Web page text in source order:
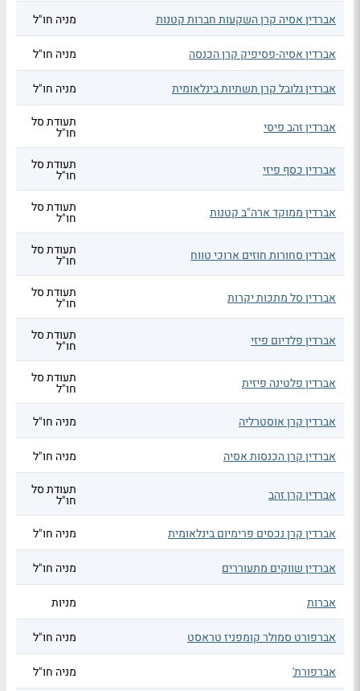
אברדין אסיה קרן השקעות חברות קטנות
מניה חו"ל
אברדין אסיה-פסיפיק קרן הכנסה מניה חו"ל
אברדין גלובל קרן תשתיות בינלאומית מניה חו"ל
אברדין זהב פיסי תעודת סל
חו"ל
אברדין כסף פיזי תעודת סל
חו"ל
אברדין ממוקד ארה"ב קטנות תעודת סל
חו"ל
אברדין סחורות חוזים ארוכי טווח תעודת סל
חו"ל
אברדין סל מתכות יקרות תעודת סל
חו"ל
אברדין פלדיום פיזי תעודת סל
חו"ל
אברדין פלטינה פיזית תעודת סל
חו"ל
אברדין קרן אוסטרליה
מניה חו"ל
אברדין קרן הכנסות אסיה מניה חו"ל
אברדין קרן זהב תעודת סל
חו"ל
אברדין קרן נכסים פרימיום בינלאומית
מניה חו"ל
אברדין שווקים מתעוררים מניה חו"ל
אברות מניות
אברפורט סמולר קומפניז טראסט מניה חו"ל
אברפורת' מניה חו"ל